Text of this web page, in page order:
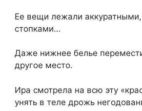
Ее вещи лежали
стопками…
Даже нижнее белье
другое место.
Ира смотрела на всю эту
унять в теле дрожь